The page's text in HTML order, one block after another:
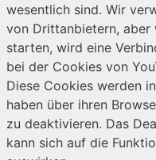
wesentlich sind. Wir
von Drittanbietern, aber
starten, wird eine
bei der Cookies von
Diese Cookies werden
haben über ihren
zu deaktivieren. Das
kann sich auf die